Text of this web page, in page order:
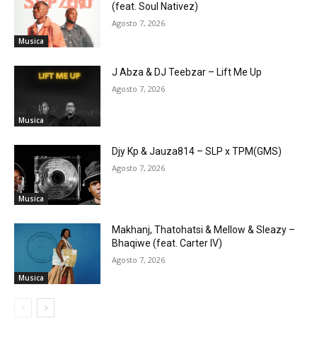
Musica
(feat. Soul Nativez)
Agosto 7, 2026
Musica
J Abza & DJ Teebzar – Lift Me Up
Agosto 7, 2026
Musica
Djy Kp & Jauza814 – SLP x TPM(GMS)
Agosto 7, 2026
Musica
Makhanj, Thatohatsi & Mellow & Sleazy –
Bhaqiwe (feat. Carter IV)
Agosto 7, 2026